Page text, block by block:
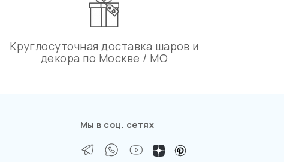
Круглосуточная доставка шаров и
декора по Москве / МО
Мы в соц. сетях